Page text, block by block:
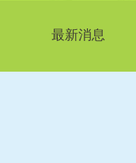
最新消息